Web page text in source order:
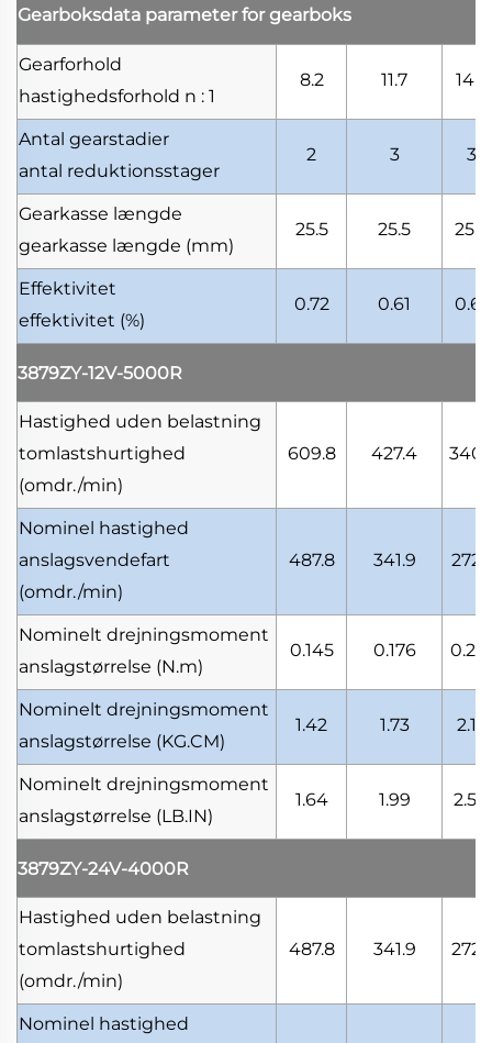
Gearboksdata parameter for gearboks
Gearforhold
hastighedsforhold n : 1
8.2 11.7 14.7
Antal gearstadier
antal reduktionsstager
2 3 3
Gearkasse længde
gearkasse længde (mm)
25.5 25.5 25.5
Effektivitet
effektivitet (%)
0.72 0.61 0.61
3879ZY-12V-5000R
Hastighed uden belastning
tomlastshurtighed
(omdr./min)
609.8 427.4 340.1
Nominel hastighed
anslagsvendefart
(omdr./min)
487.8 341.9 272.1
Nominelt drejningsmoment
anslagstørrelse (N.m)
0.145 0.176 0.221
Nominelt drejningsmoment
anslagstørrelse (KG.CM)
1.42 1.73 2.17
Nominelt drejningsmoment
anslagstørrelse (LB.IN)
1.64 1.99 2.50
3879ZY-24V-4000R
Hastighed uden belastning
tomlastshurtighed
(omdr./min)
487.8 341.9 272.1
Nominel hastighed